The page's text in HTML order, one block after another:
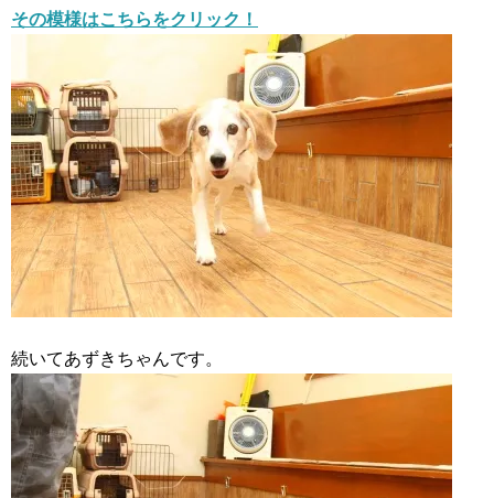
その模様はこちらをクリック！
続いてあずきちゃんです。